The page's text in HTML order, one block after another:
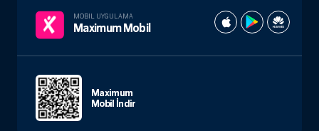
MOBIL UYGULAMA
Maximum Mobil
Maximum
Mobil İndir